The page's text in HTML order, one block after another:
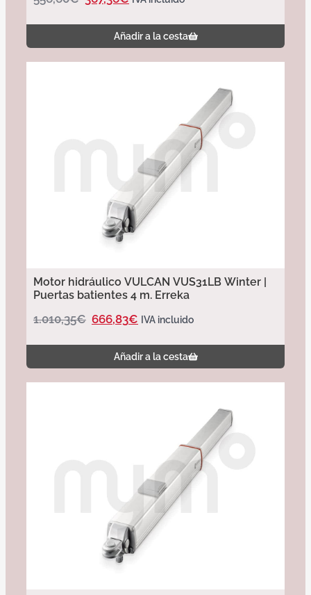
Añadir a la cesta
Motor hidráulico VULCAN VUS31LB Winter |
Puertas batientes 4 m. Erreka
1.010,35€ 666,83€ IVA incluido
Añadir a la cesta